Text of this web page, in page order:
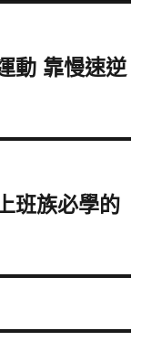
動 靠慢速逆
班族必學的